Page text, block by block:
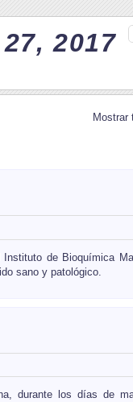
2017
Mostrar
de Bioquímica
sano y patológico.
durante los días de